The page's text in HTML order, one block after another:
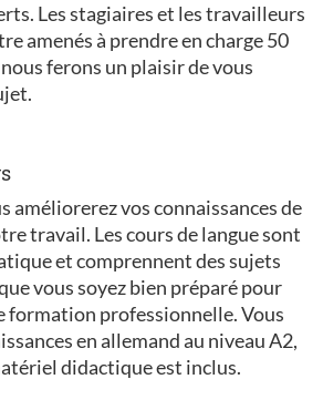
Les stagiaires et les travailleurs
amenés à prendre en charge 50
ferons un plaisir de vous
améliorerez vos connaissances de
travail. Les cours de langue sont
et comprennent des sujets
vous soyez bien préparé pour
formation professionnelle. Vous
en allemand au niveau A2,
didactique est inclus.